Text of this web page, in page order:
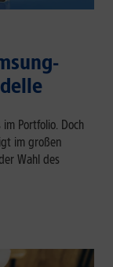
Portfolio. Doch
im großen
Wahl des